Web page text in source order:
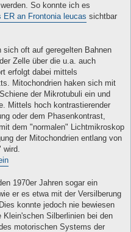
So konnte ich es
ER an Frontonia leucas sichtbar
sich oft auf geregelten Bahnen
Zelle über die u.a. auch
erfolgt dabei mittels
Mitochondrien haken sich mit
der Mikrotubuli ein und
Mittels hoch kontrastierender
oder dem Phasenkontrast,
dem "normalen" Lichtmikroskop
der Mitochondrien entlang von
1970er Jahren sogar ein
er es etwa mit der Versilberung
konnte jedoch nie bewiesen
Silberlinien bei den
motorischen Systems der